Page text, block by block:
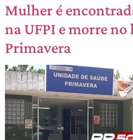
Mulher é
na UFPI e morre
Primavera